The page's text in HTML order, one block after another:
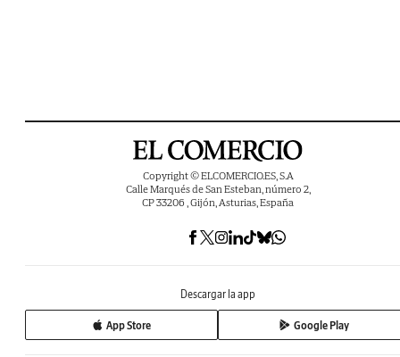
Copyright © ELCOMERCIO.ES, S.A
Calle Marqués de San Esteban, número 2,
CP 33206 , Gijón, Asturias, España
Descargar la app
App Store Google Play